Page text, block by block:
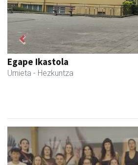
Osane belar eta eko denda
Urnieta - Akupuntura
Previous